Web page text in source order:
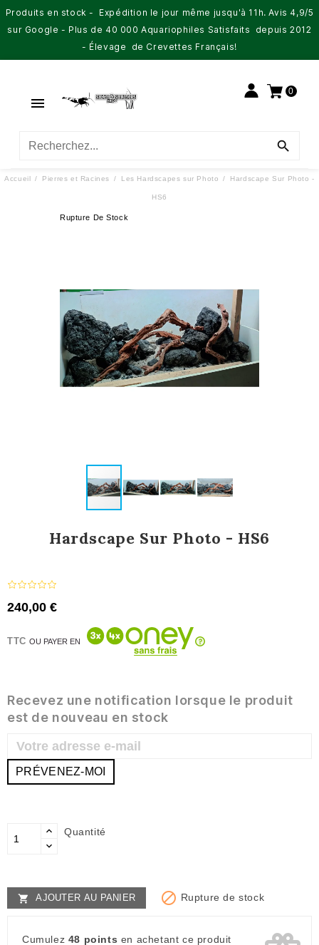
Produits en stock - Expédition le jour même jusqu'à 11h. Avis 4,9/5
sur Google - Plus de 40 000 Aquariophiles Satisfaits depuis 2012
- Élevage de Crevettes Français!

0

Accueil Pierres et Racines Les Hardscapes sur Photo Hardscape Sur Photo -
HS6
Rupture De Stock
Hardscape Sur Photo - HS6
240,00 €
TTCOU PAYER EN
Recevez une notification lorsque le produit
est de nouveau en stock
PRÉVENEZ-MOI
Quantité
 AJOUTER AU PANIER  Rupture de stock
Cumulez 48 points en achetant ce produit